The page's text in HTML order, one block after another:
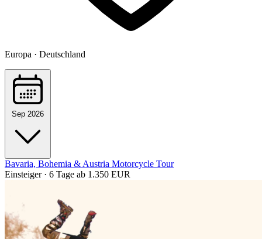
Europa · Deutschland
Sep 2026
Bavaria, Bohemia & Austria Motorcycle Tour
Einsteiger · 6 Tage ab 1.350 EUR